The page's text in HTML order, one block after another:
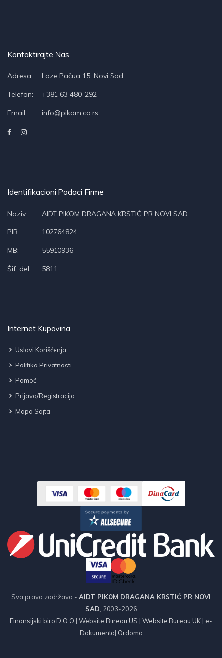
Kontaktirajte Nas
Adresa: Laze Pačua 15, Novi Sad
Telefon: +381 63 480-292
Email: info@pikom.co.rs
Identifikacioni Podaci Firme
Naziv: AIDT PIKOM DRAGANA KRSTIĆ PR NOVI SAD
PIB: 102764824
MB: 55910936
Šif. del: 5811
Internet Kupovina
Uslovi Korišćenja
Politika Privatnosti
Pomoć
Prijava/Registracija
Mapa Sajta
Sva prava zadržava - AIDT PIKOM DRAGANA KRSTIĆ PR NOVI
SAD , 2003-2026
Finansijski biro D.O.O. | Website Bureau US | Website Bureau UK | e-
Dokumenta| Ordomo